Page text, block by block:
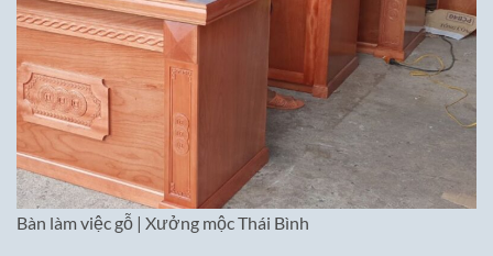
Bàn làm việc gỗ | Xưởng mộc Thái Bình